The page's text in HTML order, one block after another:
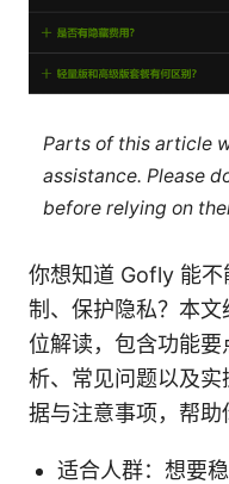
Parts of this article
assistance. Please
before relying on
你想知道 Gofly 能
制、保护隐私？本
位解读，包含功能
析、常见问题以及
据与注意事项，帮助
适合人群：想要